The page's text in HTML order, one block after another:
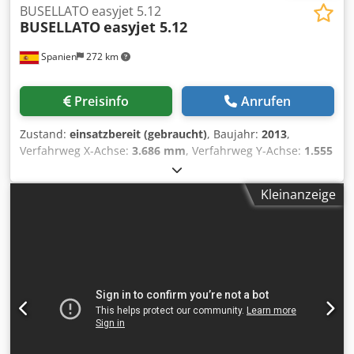
Spanien 272 km
BUSELLATO easyjet 5.12
BUSELLATOeasyjet 5.12
Preisinfo Anrufen
Zustand: einsatzbereit (gebraucht), Baujahr: 2013,
Verfahrweg X-Achse: 3.686 mm, Verfahrweg Y-Achse: 1.555
100 mm
Diese 3-Achsen-BUSELLATO easyjet 5.12 wurde 2013
hergestellt und ist für hochpräzise Bearbeitungen in der
Möglichkeit, dieses BUSELLATO easyjet 5.12 CNC-
Holzbearbeitungszentrum zu kaufen. Kontaktieren Sie uns
für weitere Informationen über diese Maschine. Dkjdpfx
Kleinanzeige